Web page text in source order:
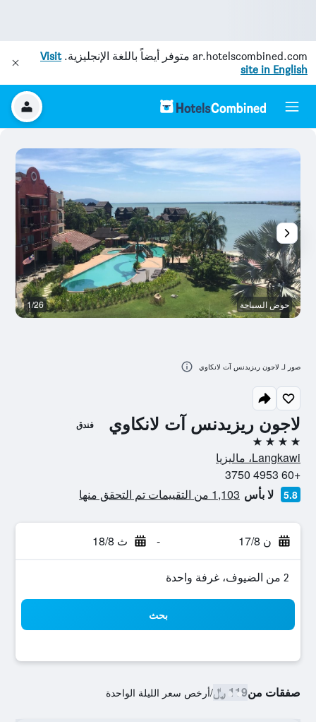
ar.hotelscombined.com متوفر أيضاً باللغة الإنجليزية.Visit
site in English
لاجون ريزيدنس آت لانكاوي فندق
4 نجوم
Langkawi، ماليزيا
+60 4953 3750
5.8 لا بأس 1,103 من التقييمات تم التحقق منها
ن 17/8 - ث 18/8
2 من الضيوف، غرفة واحدة
بحث
صفقات من119 ﷼ /أرخص سعر الليلة الواحدة
حوض السباحة 1/26
صور لـ لاجون ريزيدنس آت لانكاوي